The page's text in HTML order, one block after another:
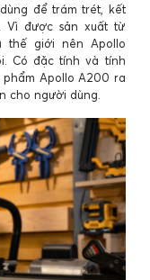
để trám trét, kết
Vì được sản xuất từ
thế giới nên Apollo
Có đặc tính và tính
Apollo A200 ra
cho người dùng.